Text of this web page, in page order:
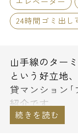
24時間ゴミ出し
山手線のター
という好立地
貸マンション｢
紹介です。